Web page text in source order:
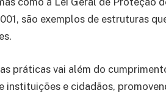
são exemplos de estruturas
práticas vai além do
instituições e cidadãos,